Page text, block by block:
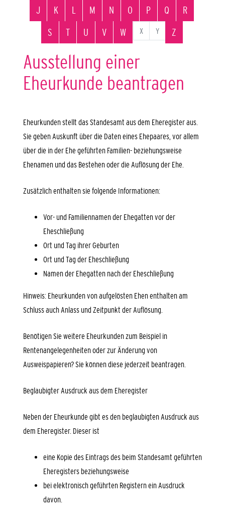
J
K L M N O P Q
R
S
T U V W X Y Z
Ausstellung einer
Eheurkunde beantragen
Eheurkunden stellt das Standesamt aus dem Eheregister aus.
Sie geben Auskunft über die Daten eines Ehepaares, vor allem
über die in der Ehe geführten Familien- beziehungsweise
Ehenamen und das Bestehen oder die Auflösung der Ehe.
Zusätzlich enthalten sie folgende Informationen:
Vor- und Familiennamen der Ehegatten vor der
Eheschließung
Ort und Tag ihrer Geburten
Ort und Tag der Eheschließung
Namen der Ehegatten nach der Eheschließung
Hinweis: Eheurkunden von aufgelösten Ehen enthalten am
Schluss auch Anlass und Zeitpunkt der Auflösung.
Benötigen Sie weitere Eheurkundenzum Beispiel in
Rentenangelegenheiten oder zur Änderung von
Ausweispapieren? Sie können diese jederzeit beantragen.
Beglaubigter Ausdruck aus dem Eheregister
Neben der Eheurkunde gibt es den beglaubigten Ausdruck aus
dem Eheregister. Dieser ist
eine Kopie des Eintrags des beim Standesamt geführten
Eheregisters beziehungsweise
bei elektronisch geführten Registern ein Ausdruck
davon.